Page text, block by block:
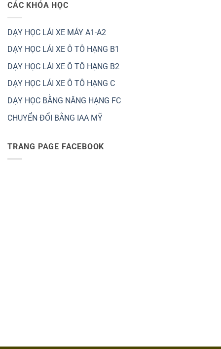
CÁC KHÓA HỌC
DẠY HỌC LÁI XE MÁY A1-A2
DẠY HỌC LÁI XE Ô TÔ HẠNG B1
DẠY HỌC LÁI XE Ô TÔ HẠNG B2
DẠY HỌC LÁI XE Ô TÔ HẠNG C
DẠY HỌC BẰNG NÂNG HẠNG FC
CHUYỂN ĐỔI BẰNG IAA MỸ
TRANG PAGE FACEBOOK